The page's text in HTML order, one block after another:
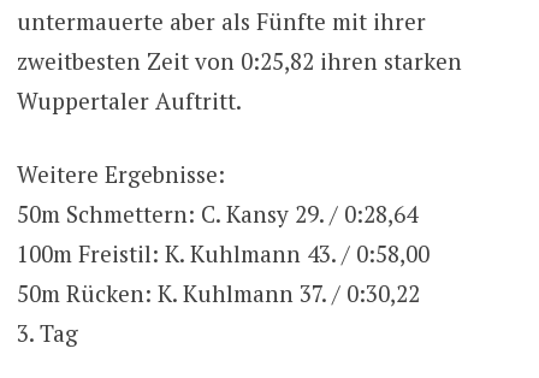
untermauerte aber als Fünfte mit ihrer
zweitbesten Zeit von 0:25,82 ihren starken
Wuppertaler Auftritt.
Weitere Ergebnisse:
50m Schmettern: C. Kansy 29. / 0:28,64
100m Freistil: K. Kuhlmann 43. / 0:58,00
50m Rücken: K. Kuhlmann 37. / 0:30,22
3. Tag